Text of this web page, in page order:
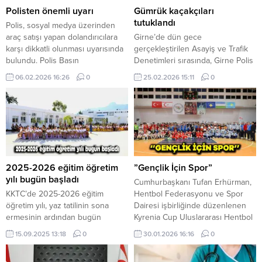
Polisten önemli uyarı
Polis, sosyal medya üzerinden
araç satışı yapan dolandırıcılara
karşı dikkatli olunması uyarısında
bulundu. Polis Basın
Subaylığı’ndan yapılan
açıklamada, Facebook ve
Instagram gibi sosyal medya
platformlarında, kötü niyetli
kullanıcılar tarafından paylaşılan
sahte araç satışı ilanları ile
şahısların dolandırılıp mağdur
edildiğine dikkat çekildi. Son
zamanlarda Facebook üzerinden
gerçek sahipleri tarafından satış
ilanı...
06.02.2026 16:26 0
Gümrük kaçakçıları
tutuklandı
Girne’de dün gece
gerçekleştirilen Asayiş ve Trafik
Denetimleri sırasında, Girne Polis
Müdürlüğü’ne bağlı ekipler
tarafından şüpheli olarak
durdurulan kullanımındaki araçta
yapılan aramada, gümrüğe beyan
edilmemiş 5 elektronik nargile ele
geçirildi. Konu ile ilgili R.M.E (E-20)
tutuklandı. Aynı gün saat 15.30
sıralarında Güzelyurt’ta, A.K’nin (E-
19) kullanımında ve O.K (E-58)
adına kayıtlı...
25.02.2026 15:11 0
2025-2026 eğitim öğretim
yılı bugün başladı
KKTC’de 2025-2026 eğitim
öğretim yılı, yaz tatilinin sona
ermesinin ardından bugün
başladı. Yeni öğretim yılında tüm
kademelerde yaklaşık 58 bin
öğrenci ve 6 bin 500 öğretmen,
15.09.2025 13:18 0
”Gençlik İçin Spor”
Cumhurbaşkanı Tufan Erhürman,
Hentbol Federasyonu ve Spor
Dairesi işbirliğinde düzenlenen
Kyrenia Cup Uluslararası Hentbol
Turnuvası’nın final maçını izledi.
Cumhurbaşkanlığından yapılan
açıklamaya göre, Girne Ertuğrul
30.01.2026 16:16 0